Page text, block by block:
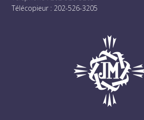
Télécopieur : 202-526-3205